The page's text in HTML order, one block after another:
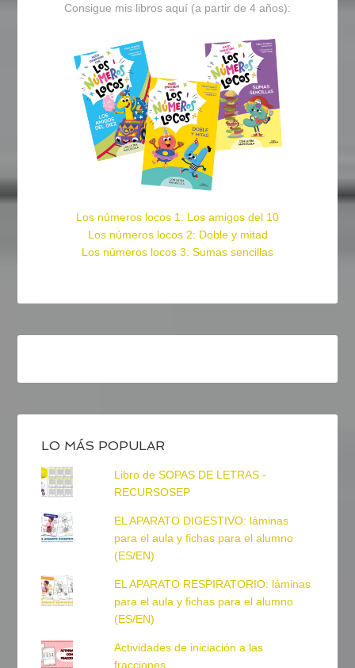
Consigue mis libros aquí (a partir de 4 años):
Los números locos 1: Los amigos del 10
Los números locos 2: Doble y mitad
Los números locos 3: Sumas sencillas
LO MÁS POPULAR
Libro de SOPAS DE LETRAS -
RECURSOSEP
EL APARATO DIGESTIVO: láminas
para el aula y fichas para el alumno
(ES/EN)
EL APARATO RESPIRATORIO: láminas
para el aula y fichas para el alumno
(ES/EN)
Actividades de iniciación a las
fracciones